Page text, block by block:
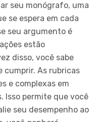
seu monógrafo, uma
se espera em cada
seu argumento é
estão
disso, você sabe
cumprir. As rubricas
e complexas em
Isso permite que você
seu desempenho ao